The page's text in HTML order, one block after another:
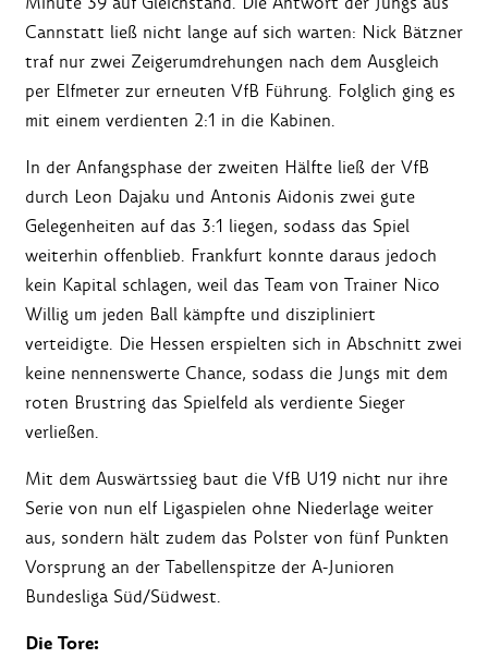
Cannstatt ließ nicht lange auf sich warten: Nick Bätzner
traf nur zwei Zeigerumdrehungen nach dem Ausgleich
per Elfmeter zur erneuten VfB Führung. Folglich ging es
mit einem verdienten 2:1 in die Kabinen.
In der Anfangsphase der zweiten Hälfte ließ der VfB
durch Leon Dajaku und Antonis Aidonis zwei gute
Gelegenheiten auf das 3:1 liegen, sodass das Spiel
weiterhin offenblieb. Frankfurt konnte daraus jedoch
kein Kapital schlagen, weil das Team von Trainer Nico
Willig um jeden Ball kämpfte und diszipliniert
verteidigte. Die Hessen erspielten sich in Abschnitt zwei
keine nennenswerte Chance, sodass die Jungs mit dem
roten Brustring das Spielfeld als verdiente Sieger
verließen.
Mit dem Auswärtssieg baut die VfB U19 nicht nur ihre
Serie von nun elf Ligaspielen ohne Niederlage weiter
aus, sondern hält zudem das Polster von fünf Punkten
Vorsprung an der Tabellenspitze der A-Junioren
Bundesliga Süd/Südwest.
Die Tore: